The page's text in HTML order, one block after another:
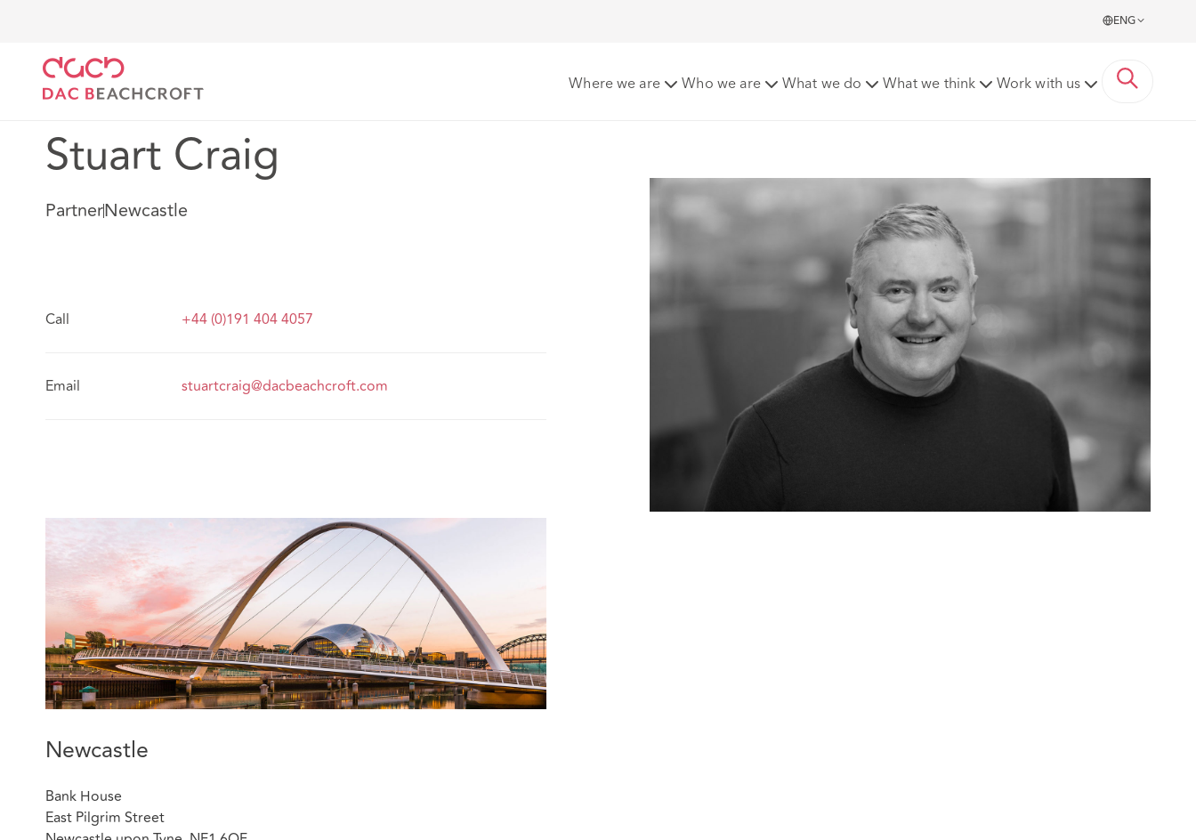
ENG
Where we are Who we are What we do What we think Work with us
Stuart Craig
PartnerNewcastle
Call +44 (0)191 404 4057
Email stuartcraig@dacbeachcroft.com
Newcastle
Bank House
East Pilgrim Street